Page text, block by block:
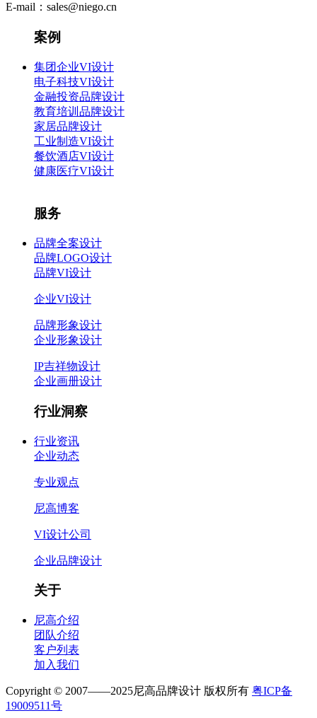
E-mail：sales@niego.cn
案例
集团企业VI设计
电子科技VI设计
金融投资品牌设计
教育培训品牌设计
家居品牌设计
工业制造VI设计
餐饮酒店VI设计
健康医疗VI设计
服务
品牌全案设计
品牌LOGO设计
品牌VI设计
企业VI设计
品牌形象设计
企业形象设计
IP吉祥物设计
企业画册设计
行业洞察
行业资讯
企业动态
专业观点
尼高博客
VI设计公司
企业品牌设计
关于
尼高介绍
团队介绍
客户列表
加入我们
Copyright © 2007——2025尼高品牌设计 版权所有 粤ICP备
19009511号